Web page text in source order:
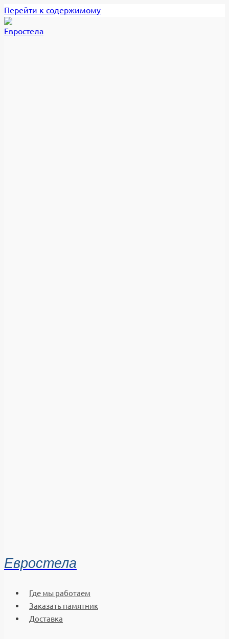
Перейти к содержимому
Евростела
Где мы работаем
Заказать памятник
Доставка